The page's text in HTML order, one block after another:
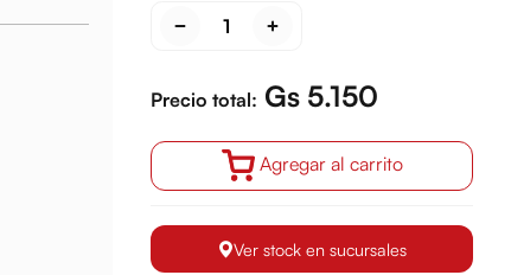
Precio total: Gs 5.150
Agregar al carrito
Ver stock en sucursales